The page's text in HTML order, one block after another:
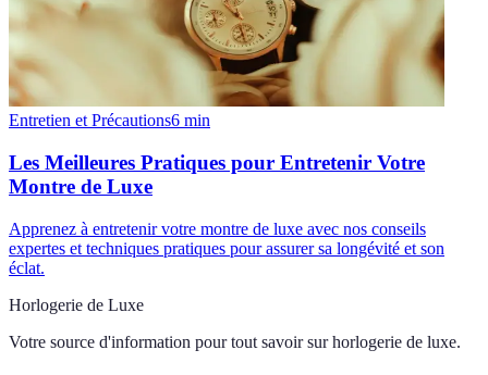
Entretien et Précautions6 min
Les Meilleures Pratiques pour Entretenir Votre
Montre de Luxe
Apprenez à entretenir votre montre de luxe avec nos conseils
expertes et techniques pratiques pour assurer sa longévité et son
éclat.
Horlogerie de Luxe
Votre source d'information pour tout savoir sur horlogerie de luxe.